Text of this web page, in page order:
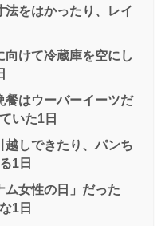
をはかったり、レイ
けて冷蔵庫を空にし
餐はウーバーイーツだ
いた1日
しできたり、パンち
1日
ム女性の日」だった
1日